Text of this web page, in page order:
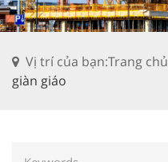
Vị trí của bạn:Trang chủ
giàn giáo